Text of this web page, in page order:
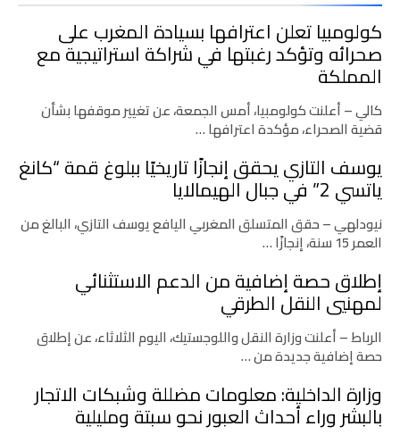
كولومبيا تعلن اعترافها بسيادة المغرب على
صحرائه وتؤكد رغبتها في شراكة استراتيجية مع
المملكة
كالي – أعلنت كولومبيا، أمس الجمعة، عن تغيير موقفها بشأن
قضية الصحراء، مؤكدة اعترافها …
يوسف التازي يحقق إنجازًا تاريخيًا ببلوغ قمة “كانغ
ياتسي 2” في جبال الهيمالايا
نيودلهي – حقق المتسلق المغربي اليافع يوسف التازي، البالغ من
العمر 15 سنة، إنجازًا …
إطلاق حصة إضافية من الدعم الاستثنائي
لمهنيي النقل الطرقي
الرباط – أعلنت وزارة النقل واللوجستيك، اليوم الثلاثاء، عن إطلاق
حصة إضافية جديدة من …
وزارة الداخلية: معلومات مضللة وشبكات الاتجار
بالبشر وراء أحداث العبور نحو سبتة ومليلية